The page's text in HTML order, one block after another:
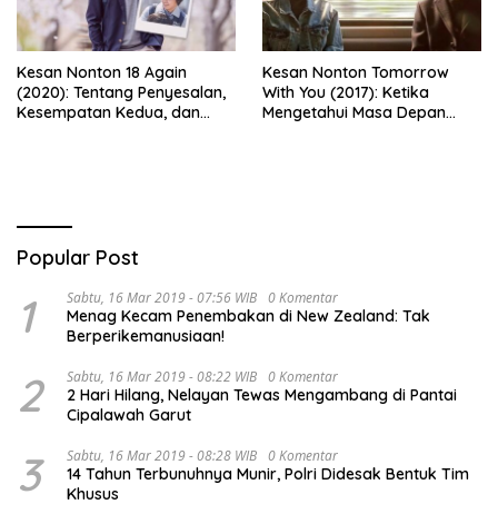
Kesan Nonton 18 Again
(2020): Tentang Penyesalan,
Kesempatan Kedua, dan
Kesan Nonton Tomorrow
With You (2017): Ketika
Mengetahui Masa Depan
Popular Post
1 Sabtu, 16 Mar 2019 - 07:56 WIB 0 Komentar
Menag Kecam Penembakan di New Zealand: Tak
Berperikemanusiaan!
2 Sabtu, 16 Mar 2019 - 08:22 WIB 0 Komentar
2 Hari Hilang, Nelayan Tewas Mengambang di Pantai
Cipalawah Garut
3 Sabtu, 16 Mar 2019 - 08:28 WIB 0 Komentar
14 Tahun Terbunuhnya Munir, Polri Didesak Bentuk Tim
Khusus